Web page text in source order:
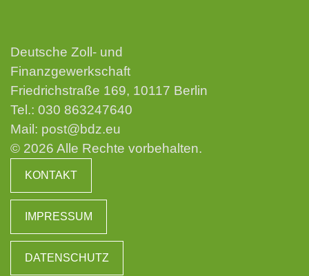
Deutsche Zoll- und
Finanzgewerkschaft
Friedrichstraße 169, 10117 Berlin
Tel.: 030 863247640
Mail: post@bdz.eu
© 2026 Alle Rechte vorbehalten.
KONTAKT
IMPRESSUM
DATENSCHUTZ